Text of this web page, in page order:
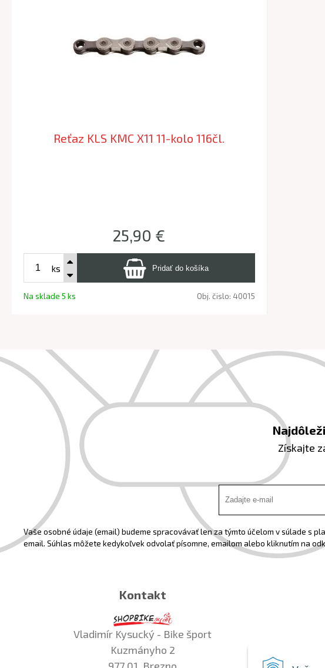
Reťaz KLS KMC X11 11-kolo 116čl.
25,90 €
ks
Na sklade 5 ks Obj. čislo: 40015
Získajte
Vaše osobné údaje (email) budeme spracovávať len za týmto účelom v súlade s
email. Súhlas môžete kedykoľvek odvolať písomne, emailom alebo kliknutím na
Kontakt
Vladimír Kysucký - Bike šport
Kuzmányho 2